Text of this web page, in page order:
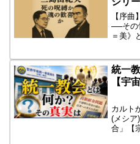
【序
──その
＝美》
にこう
を覚え
統一
【宇
カルト
(メシア
合」【